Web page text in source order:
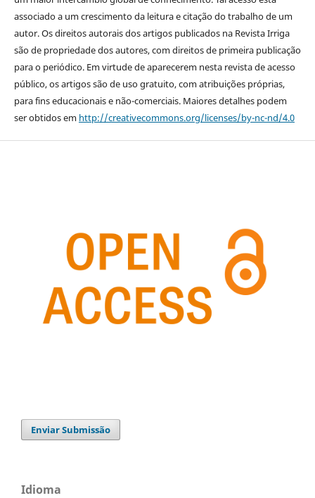
associado a um crescimento da leitura e citação do trabalho de um
autor. Os direitos autorais dos artigos publicados na Revista Irriga
são de propriedade dos autores, com direitos de primeira publicação
para o periódico. Em virtude de aparecerem nesta revista de acesso
público, os artigos são de uso gratuito, com atribuições próprias,
para fins educacionais e não-comerciais. Maiores detalhes podem
ser obtidos em http://creativecommons.org/licenses/by-nc-nd/4.0
Enviar Submissão
Idioma